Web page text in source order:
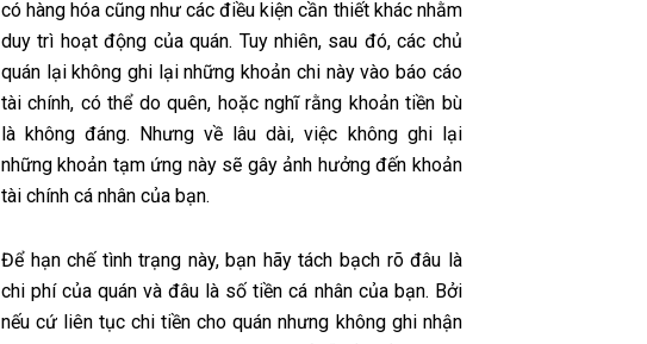
có hàng hóa cũng như các điều kiện cần thiết khác nhằm
duy trì hoạt động của quán. Tuy nhiên, sau đó, các chủ
quán lại không ghi lại những khoản chi này vào báo cáo
tài chính, có thể do quên, hoặc nghĩ rằng khoản tiền bù
là không đáng. Nhưng về lâu dài, việc không ghi lại
những khoản tạm ứng này sẽ gây ảnh hưởng đến khoản
tài chính cá nhân của bạn.
Để hạn chế tình trạng này, bạn hãy tách bạch rõ đâu là
chi phí của quán và đâu là số tiền cá nhân của bạn. Bởi
nếu cứ liên tục chi tiền cho quán nhưng không ghi nhận